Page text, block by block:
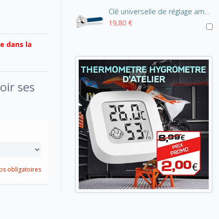
dans la
ses
obligatoires
Clé universelle de réglage amortisseur
19,80 €